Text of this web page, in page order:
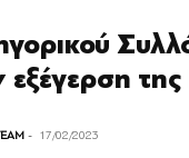
εξέγερση
- 17/02/2023